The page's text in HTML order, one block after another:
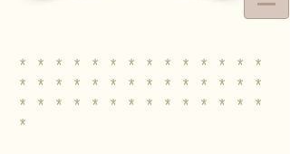
* * * * * * * * * * * * * *
* * * * * * * * * * * * * *
* * * * * * * * * * * * * *
*